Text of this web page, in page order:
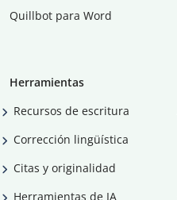
Quillbot para Word
Herramientas
Recursos de escritura
Corrección lingüística
Citas y originalidad
Herramientas de IA